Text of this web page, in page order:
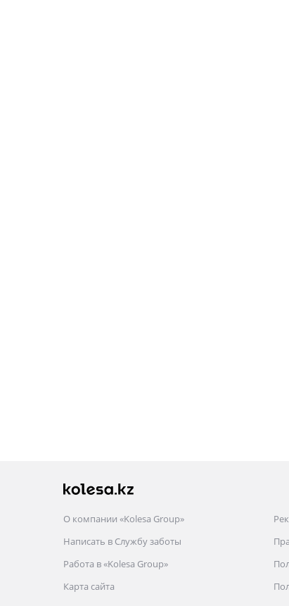
О компании «Kolesa Group»
Написать в Службу заботы
Работа в «Kolesa Group»
Карта сайта